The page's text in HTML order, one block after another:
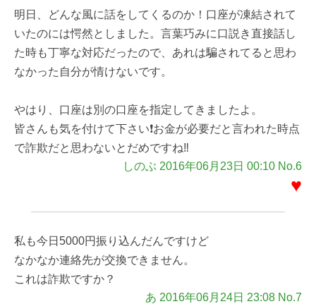
明日、どんな風に話をしてくるのか！口座が凍結されて
いたのには愕然としました。言葉巧みに口説き直接話し
た時も丁寧な対応だったので、あれは騙されてると思わ
なかった自分が情けないです。
やはり、口座は別の口座を指定してきましたよ。
皆さんも気を付けて下さい❗お金が必要だと言われた時点
で詐欺だと思わないとだめですね‼
しのぶ 2016年06月23日 00:10 No.6
♥
私も今日5000円振り込んだんですけど
なかなか連絡先が交換できません。
これは詐欺ですか？
あ 2016年06月24日 23:08 No.7